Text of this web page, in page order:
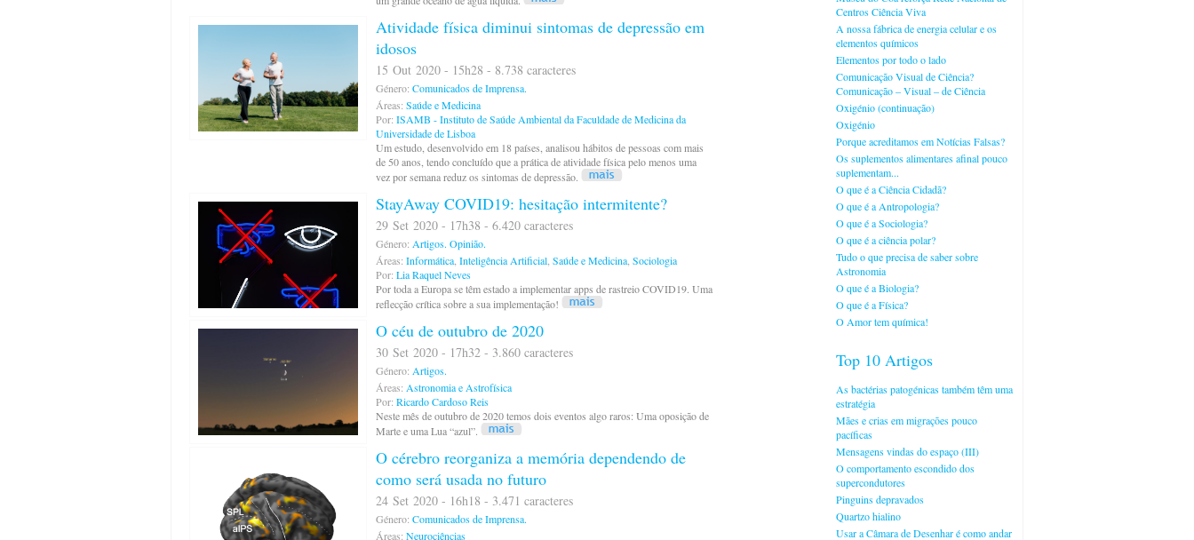
Centros Ciência Viva
A nossa fábrica de energia celular e os
elementos químicos
Elementos por todo o lado
Comunicação Visual de Ciência?
Comunicação – Visual – de Ciência
Oxigénio (continuação)
Oxigénio
Porque acreditamos em Notícias Falsas?
Os suplementos alimentares afinal pouco
suplementam...
O que é a Ciência Cidadã?
O que é a Antropologia?
O que é a Sociologia?
O que é a ciência polar?
Tudo o que precisa de saber sobre
Astronomia
O que é a Biologia?
O que é a Física?
O Amor tem química!
Top 10 Artigos
As bactérias patogénicas também têm uma
estratégia
Mães e crias em migrações pouco
pacíficas
Mensagens vindas do espaço (III)
O comportamento escondido dos
supercondutores
Pinguins depravados
Quartzo hialino
Usar a Câmara de Desenhar é como andar
Atividade física diminui sintomas de depressão em
idosos
15 Out 2020 - 15h28 - 8.738 caracteres
Género: Comunicados de Imprensa.
Áreas: Saúde e Medicina
Por: ISAMB - Instituto de Saúde Ambiental da Faculdade de Medicina da
Universidade de Lisboa
Um estudo, desenvolvido em 18 países, analisou hábitos de pessoas com mais
de 50 anos, tendo concluído que a prática de atividade física pelo menos uma
vez por semana reduz os sintomas de depressão.
StayAway COVID19: hesitação intermitente?
29 Set 2020 - 17h38 - 6.420 caracteres
Género: Artigos. Opinião.
Áreas: Informática Inteligência Artificial Saúde e Medicina Sociologia
Por: Lia Raquel Neves
Por toda a Europa se têm estado a implementar apps de rastreio COVID19. Uma
reflecção crítica sobre a sua implementação!
O céu de outubro de 2020
30 Set 2020 - 17h32 - 3.860 caracteres
Género: Artigos.
Áreas: Astronomia e Astrofísica
Por: Ricardo Cardoso Reis
Neste mês de outubro de 2020 temos dois eventos algo raros: Uma oposição de
Marte e uma Lua “azul”.
O cérebro reorganiza a memória dependendo de
como será usada no futuro
24 Set 2020 - 16h18 - 3.471 caracteres
Género: Comunicados de Imprensa.
Áreas: Neurociências